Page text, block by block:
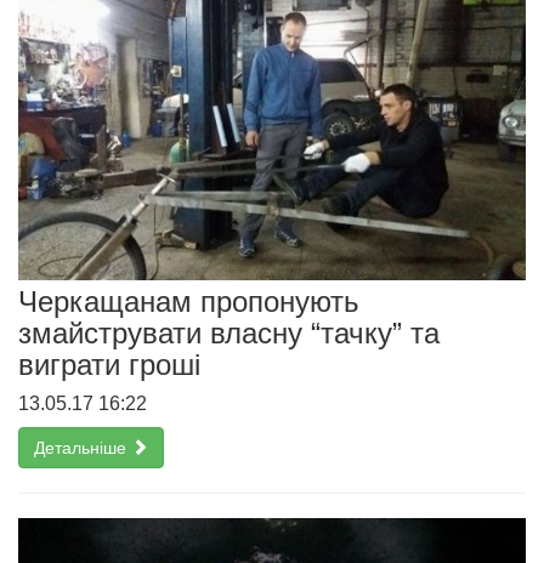
Черкащанам пропонують
змайструвати власну “тачку” та
виграти гроші
13.05.17 16:22
Детальніше